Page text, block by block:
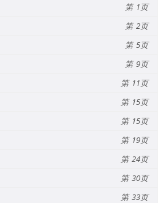
1
2
5
9
11
15
15
19
24
30
33